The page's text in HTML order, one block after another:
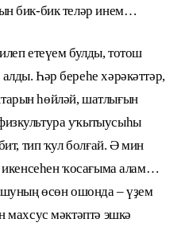
бик-бик теләр инем…
етеүем булды, тотош
Һәр береһе хәрәкәттәр,
һөйләй, шатлығын
уҡытыусыһы
тип ҡул болғай. Ә мин
икенсеһен ҡосағыма алам…
өсөн ошонда – үҙем
махсус мәктәптә эшкә